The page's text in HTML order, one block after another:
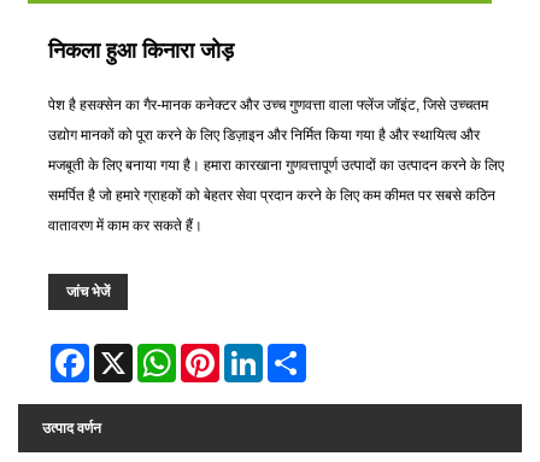
निकला हुआ किनारा जोड़
पेश है हसक्सेन का गैर-मानक कनेक्टर और उच्च गुणवत्ता वाला फ्लेंज जॉइंट, जिसे उच्चतम
उद्योग मानकों को पूरा करने के लिए डिज़ाइन और निर्मित किया गया है और स्थायित्व और
मजबूती के लिए बनाया गया है। हमारा कारखाना गुणवत्तापूर्ण उत्पादों का उत्पादन करने के लिए
समर्पित है जो हमारे ग्राहकों को बेहतर सेवा प्रदान करने के लिए कम कीमत पर सबसे कठिन
वातावरण में काम कर सकते हैं।
जांच भेजें
Facebook WhatsAppPinterestLinkedIn
उत्पाद वर्णन